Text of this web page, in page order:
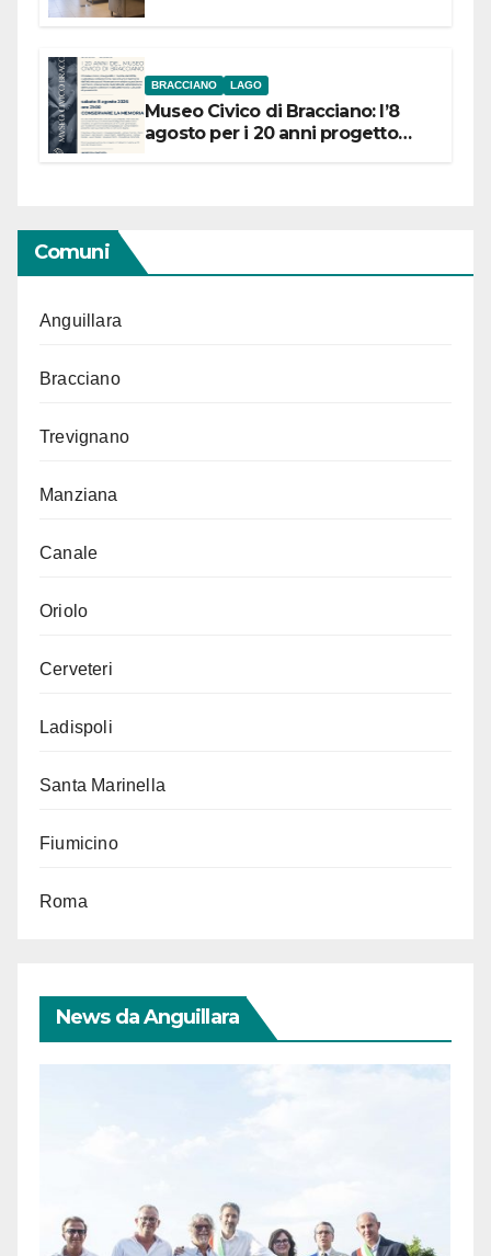
BRACCIANO LAGO
Museo Civico di Bracciano: l’8
agosto per i 20 anni progetto
Comuni
Anguillara
Bracciano
Trevignano
Manziana
Canale
Oriolo
Cerveteri
Ladispoli
Santa Marinella
Fiumicino
Roma
News da Anguillara